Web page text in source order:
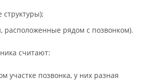
расположенные рядом с позвонком).
считают:
участке позвонка, у них разная